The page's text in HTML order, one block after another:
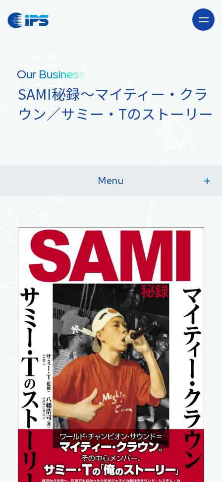
会社情報
Our Business
事業紹介
輸入卸売事業
出版流通代行事業
事業紹介 トップ
Contact
お問い合わせ
Our Business
SAMI秘録〜マイティー・クラ
ウン／サミー・Tのストーリー
Menu
出版流通代行サービス
オウンドブックス
本の販売をご検討の
書店の方
よくある質問
導入事例